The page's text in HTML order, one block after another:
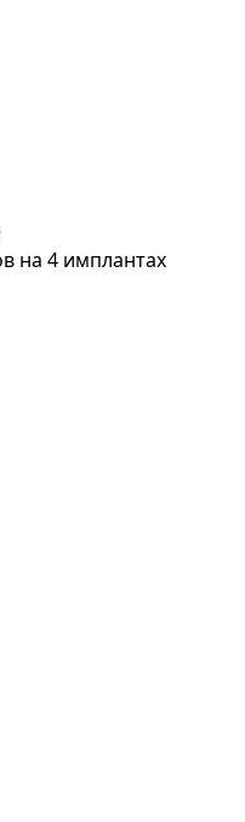
на 4 имплантах